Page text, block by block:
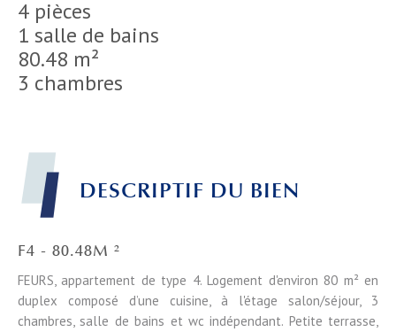
4 pièces
1 salle de bains
80.48 m²
3 chambres
DESCRIPTIF DU BIEN
F4 - 80.48M ²
FEURS, appartement de type 4. Logement d'environ 80 m² en
duplex composé d’une cuisine, à l'étage salon/séjour, 3
chambres, salle de bains et wc indépendant. Petite terrasse,